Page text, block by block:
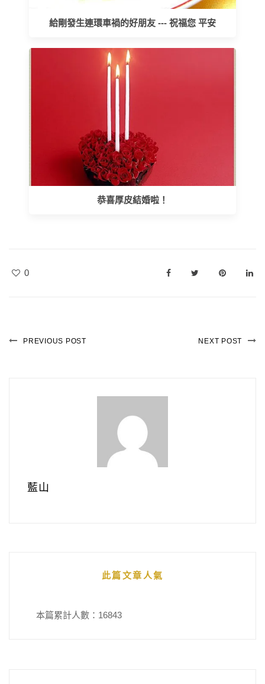
給剛發生連環車禍的好朋友 --- 祝福您 平安
恭喜厚皮結婚啦！
0
PREVIOUS POST NEXT POST
藍山
此篇文章人氣
本篇累計人數： 16843